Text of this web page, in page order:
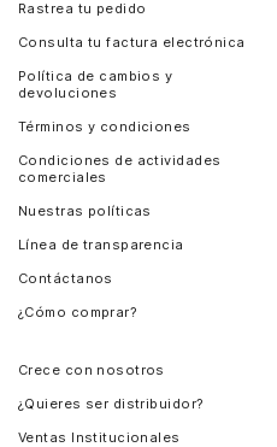
Rastrea tu pedido
Consulta tu factura electrónica
Política de cambios y
devoluciones
Términos y condiciones
Condiciones de actividades
comerciales
Nuestras políticas
Línea de transparencia
Contáctanos
¿Cómo comprar?
Crece con nosotros
¿Quieres ser distribuidor?
Ventas Institucionales